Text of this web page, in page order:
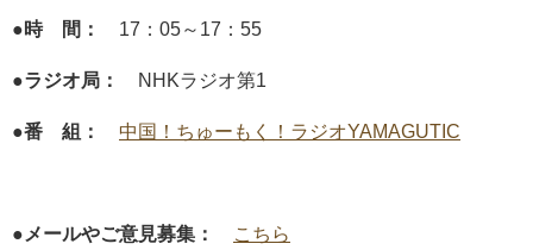
●時 間： 17：05～17：55
●ラジオ局： NHKラジオ第1
●番 組： 中国！ちゅーもく！ラジオYAMAGUTIC
●メールやご意見募集： こちら